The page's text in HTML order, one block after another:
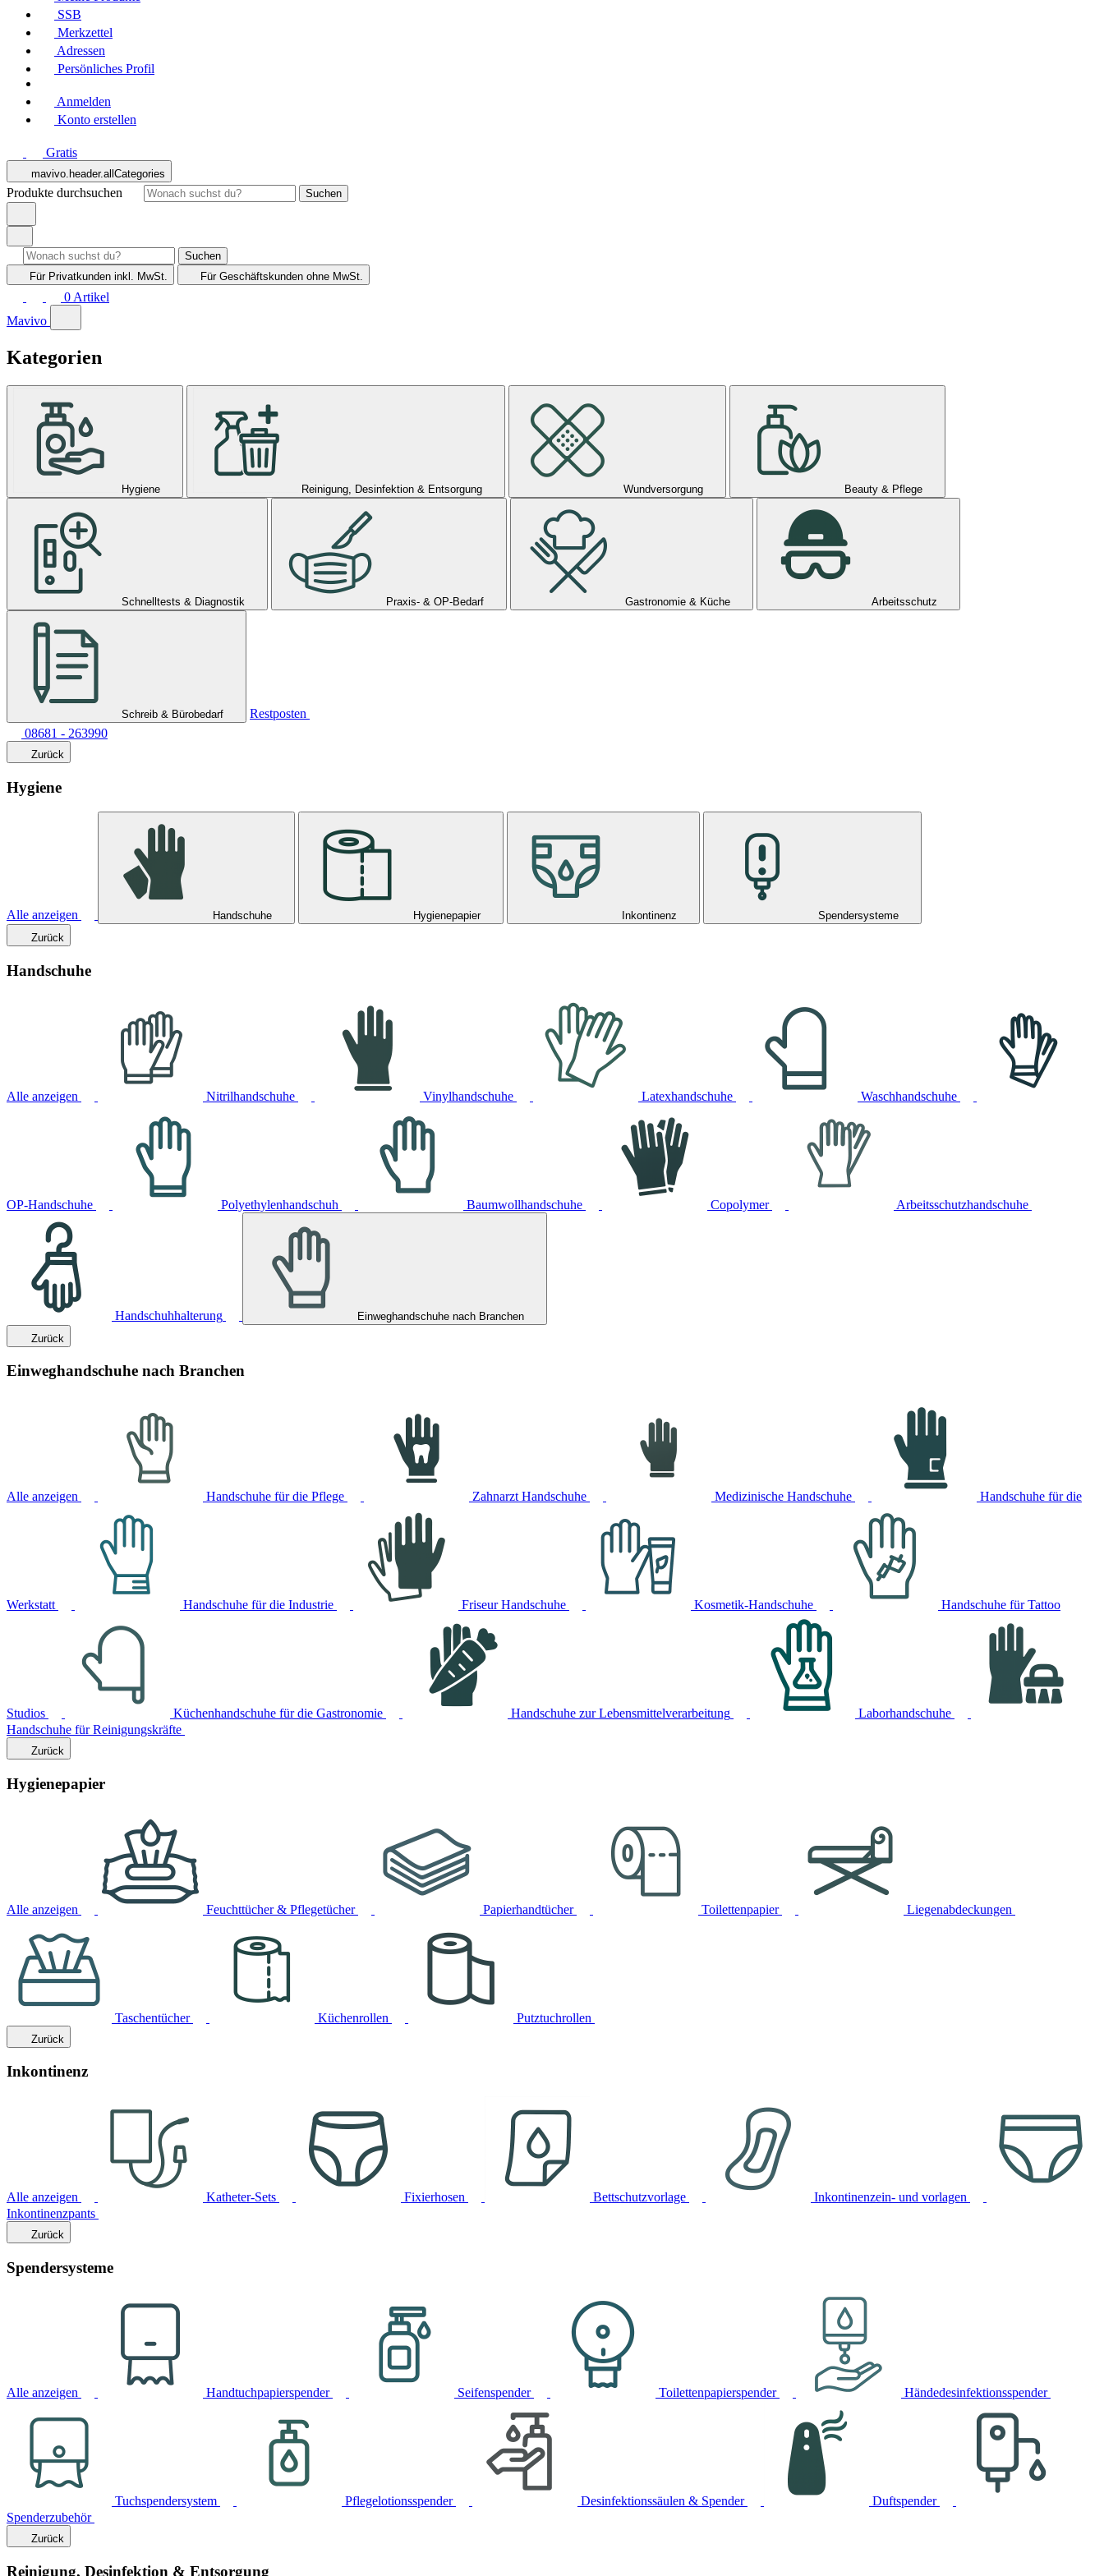
SSB
Merkzettel
Adressen
Persönliches Profil
Anmelden
Konto erstellen
Gratis
mavivo.header.allCategories
Produkte durchsuchen Suchen
Suchen
Für Privatkunden inkl. MwSt. Für Geschäftskunden ohne MwSt.
0 Artikel
Mavivo
Kategorien
Hygiene Reinigung, Desinfektion & Entsorgung Wundversorgung Beauty & Pflege
Schnelltests & Diagnostik Praxis- & OP-Bedarf Gastronomie & Küche Arbeitsschutz
Schreib & Bürobedarf
Restposten
08681 - 263990
Zurück
Hygiene
Alle anzeigen Handschuhe Hygienepapier Inkontinenz
Spendersysteme
Zurück
Handschuhe
Alle anzeigen Nitrilhandschuhe Vinylhandschuhe Latexhandschuhe Waschhandschuhe
OP-Handschuhe Polyethylenhandschuh Baumwollhandschuhe Copolymer Arbeitsschutzhandschuhe
Handschuhhalterung
Einweghandschuhe nach Branchen
Zurück
Einweghandschuhe nach Branchen
Alle anzeigen Handschuhe für die Pflege Zahnarzt Handschuhe Medizinische Handschuhe Handschuhe für die
Werkstatt Handschuhe für die Industrie Friseur Handschuhe Kosmetik-Handschuhe Handschuhe für Tattoo
Studios Küchenhandschuhe für die Gastronomie Handschuhe zur Lebensmittelverarbeitung
Laborhandschuhe
Handschuhe für Reinigungskräfte
Zurück
Hygienepapier
Alle anzeigen Feuchttücher & Pflegetücher Papierhandtücher Toilettenpapier Liegenabdeckungen
Taschentücher Küchenrollen Putztuchrollen
Zurück
Inkontinenz
Alle anzeigen Katheter-Sets Fixierhosen Bettschutzvorlage
Inkontinenzein- und vorlagen
Inkontinenzpants
Zurück
Spendersysteme
Alle anzeigen Handtuchpapierspender Seifenspender Toilettenpapierspender Händedesinfektionsspender
Tuchspendersystem Pflegelotionsspender Desinfektionssäulen & Spender
Duftspender
Spenderzubehör
Zurück
Reinigung, Desinfektion & Entsorgung